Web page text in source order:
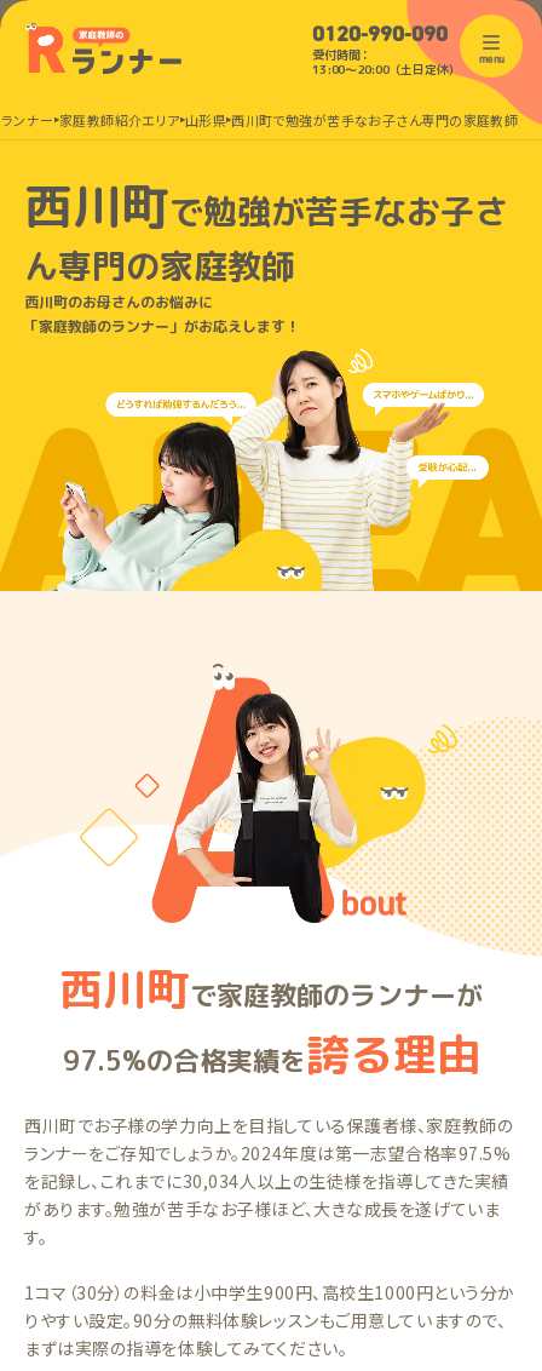
0120-990-090
受付時間：
13:00〜20:00（土日定休）
menu
ンナー 家庭教師紹介エリア 山形県 西川町で勉強が苦手なお子さん専門の家庭教師
西川町で勉強が苦手なお子さ
ん専門の家庭教師
西川町のお母さんのお悩みに
「家庭教師のランナー」がお応えします！
西川町で家庭教師のランナーが
97.5%の合格実績を誇る理由
西川町でお子様の学力向上を目指している保護者様、家庭教師の
ランナーをご存知でしょうか。2024年度は第一志望合格率97.5%
を記録し、これまでに30,034人以上の生徒様を指導してきた実績
があります。勉強が苦手なお子様ほど、大きな成長を遂げていま
す。
1コマ（30分）の料金は小中学生900円、高校生1000円という分か
りやすい設定。90分の無料体験レッスンもご用意していますので、
まずは実際の指導を体験してみてください。